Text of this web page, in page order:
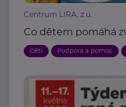
Centrum LIRA, z.ú.
Co dětem pomáhá
Děti Podpora a pomoc